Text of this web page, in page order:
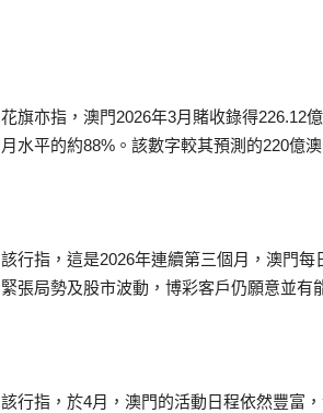
花旗亦指，澳門2026年3月賭收錄得226.12
月水平的約88%。該數字較其預測的220億
該行指，這是2026年連續第三個月，澳門
緊張局勢及股市波動，博彩客戶仍願意並有
該行指，於4月，澳門的活動日程依然豐富